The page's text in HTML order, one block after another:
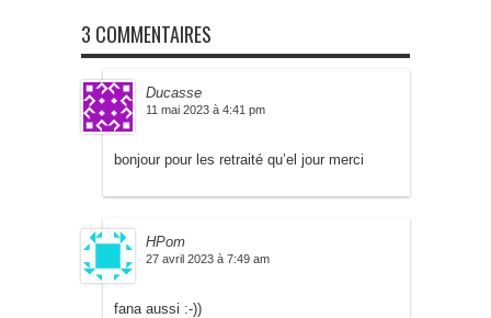
3 COMMENTAIRES
Ducasse
11 mai 2023 à 4:41 pm
bonjour pour les retraité qu’el jour merci
HPom
27 avril 2023 à 7:49 am
fana aussi :-))